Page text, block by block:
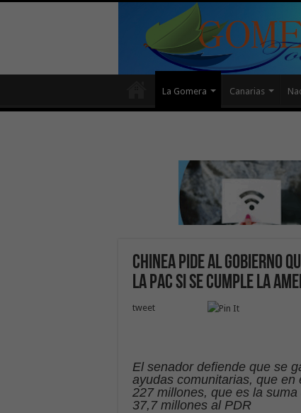
La Gomera Canarias
Chinea pide al Gobierno
la PAC si se cumple la
tweet
El senador defiende que se
ayudas comunitarias, que
227 millones, que es la
37,7 millones al PDR